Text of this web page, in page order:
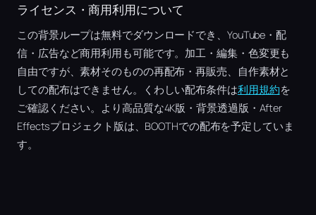
ライセンス・商用利用について
この背景ループは無料でダウンロードでき、YouTube・配
信・広告など商用利用も可能です。加工・編集・色変更も
自由ですが、素材そのものの再配布・再販売、自作素材と
しての配布はできません。くわしい配布条件は利用規約を
ご確認ください。より高品質な4K版・背景透過版・After
Effectsプロジェクト版は、BOOTHでの配布を予定していま
す。